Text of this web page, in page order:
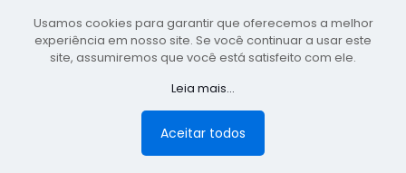
Copyright 2021-2026 - Assessoria de Comunicação da
Prefeitura de São Bento do Una - PE
Página desenvolvida pela agência de
publicidadeLumusWeb - Agência Digital
Usamos cookies para garantir que oferecemos a melhor
experiência em nosso site. Se você continuar a usar este
site, assumiremos que você está satisfeito com ele.
Leia mais...
Aceitar todos